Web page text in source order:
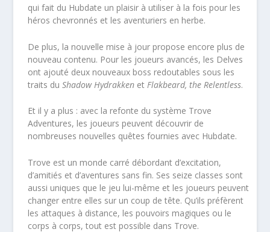
qui fait du Hubdate un plaisir à utiliser à la fois pour les
héros chevronnés et les aventuriers en herbe.
De plus, la nouvelle mise à jour propose encore plus de
nouveau contenu. Pour les joueurs avancés, les Delves
ont ajouté deux nouveaux boss redoutables sous les
traits duShadow Hydrakken et Flakbeard, the Relentless.
Et il y a plus : avec la refonte du système Trove
Adventures, les joueurs peuvent découvrir de
nombreuses nouvelles quêtes fournies avec Hubdate.
Trove est un monde carré débordant d’excitation,
d’amitiés et d’aventures sans fin. Ses seize classes sont
aussi uniques que le jeu lui-même et les joueurs peuvent
changer entre elles sur un coup de tête. Qu’ils préfèrent
les attaques à distance, les pouvoirs magiques ou le
corps à corps, tout est possible dans Trove.